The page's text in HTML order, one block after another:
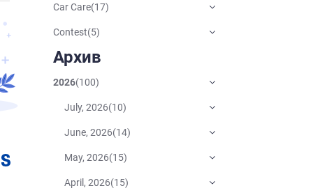
Car Care(17)
Contest(5)
Архив
2026(100)
July, 2026(10)
June, 2026(14)
May, 2026(15)
April, 2026(15)